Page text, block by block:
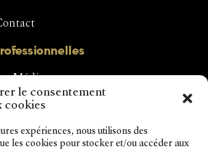
le consentement
cookies
expériences, nous utilisons des
les cookies pour stocker et/ou accéder aux
Média
Vacherin Fribourgeois